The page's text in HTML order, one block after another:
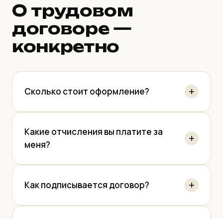
О трудовом
договоре —
конкретно
Сколько стоит оформление?
Какие отчисления вы платите за
меня?
Как подписывается договор?